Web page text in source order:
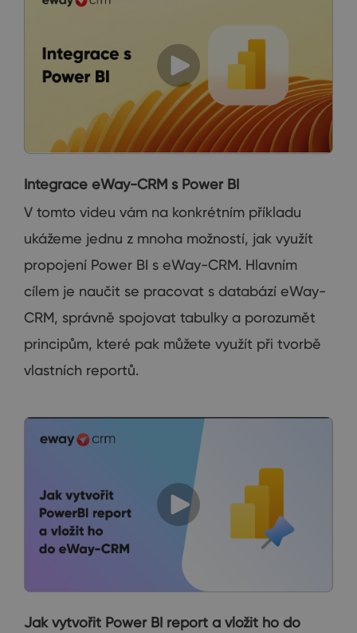
Integrace eWay-CRM s Power BI
V tomto videu vám na konkrétním příkladu
ukážeme jednu z mnoha možností, jak využít
propojení Power BI s eWay-CRM. Hlavním
cílem je naučit se pracovat s databází eWay-
CRM, správně spojovat tabulky a porozumět
principům, které pak můžete využít při tvorbě
vlastních reportů.
Jak vytvořit Power BI report a vložit ho do